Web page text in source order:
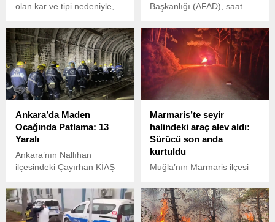
olan kar ve tipi nedeniyle,
sağlanamıyor.
Başkanlığı (AFAD), saat
Germencik ilçesinde
meydana gelen depreme
ilişkin açıklama yaptı.
Ankara’da Maden
Ocağında Patlama: 13
Yaralı
Ankara’nın Nallıhan
ilçesindeki Çayırhan KİAŞ
Ocağı’nda gece
vardiyasındaki işçiler
arasında büyük bir patlama
Marmaris’te seyir
halindeki araç alev aldı:
Sürücü son anda
kurtuldu
Muğla’nın Marmaris ilçesi
mevkisinde seyir halindeki
Tofaş marka araç, henüz
bilinmeyen bir nedenle